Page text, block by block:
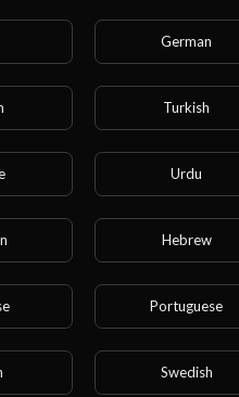
tot deze site.
jaar of ouder?
German
Turkish
Urdu
Hebrew
Portuguese
Swedish